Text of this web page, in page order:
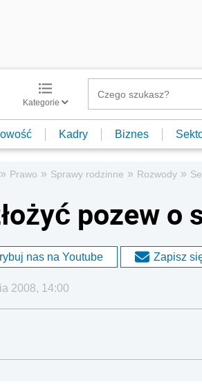
Kategorie
Kadry Biznes
» Prawo » Sprawy rodzinne » Rozwody »
pozew o
nas na Youtube Zapisz
2008, 14:00